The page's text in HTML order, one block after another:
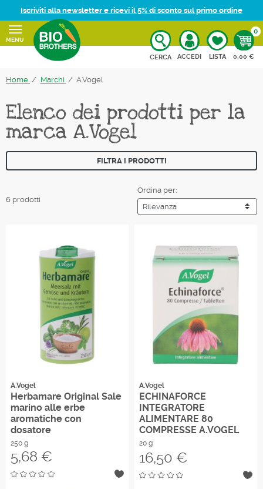
Iscriviti alla newsletter e ricevi il 5% di sconto sul primo ordine
MENU
CERCA ACCEDI LISTA
0
0,00 €
Home Marchi A.Vogel
Elenco dei prodotti per la
marca A.Vogel
FILTRA I PRODOTTI
6 prodotti
Ordina per:
A.Vogel
Herbamare Original Sale
marino alle erbe
aromatiche con
dosatore
250 g
Prezzo
5,68 €
A.Vogel
ECHINAFORCE
INTEGRATORE
ALIMENTARE 80
COMPRESSE A.VOGEL
20 g
Prezzo
16,50 €